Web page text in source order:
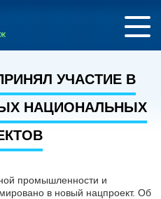
УЧАСТИЕ В
НАЦИОНАЛЬНЫХ
промышленности и
в новый нацпроект. Об